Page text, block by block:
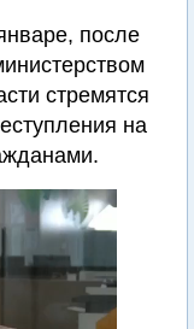
после
стремятся
на